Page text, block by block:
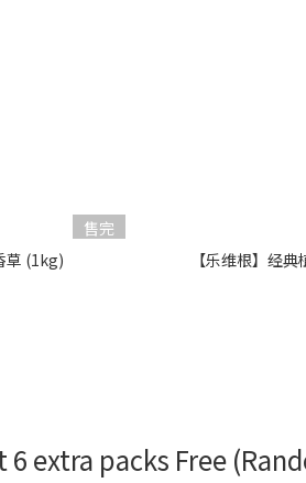
售完
草 (1kg)
【乐维根】经
extra packs Free